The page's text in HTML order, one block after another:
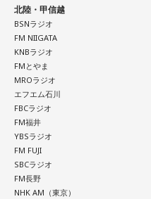
北陸・甲信越
BSNラジオ
FM NIIGATA
KNBラジオ
FMとやま
MROラジオ
エフエム石川
FBCラジオ
FM福井
YBSラジオ
FM FUJI
SBCラジオ
FM長野
NHK AM（東京）